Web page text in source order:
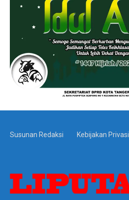
Susunan Redaksi Kebijakan Privasi